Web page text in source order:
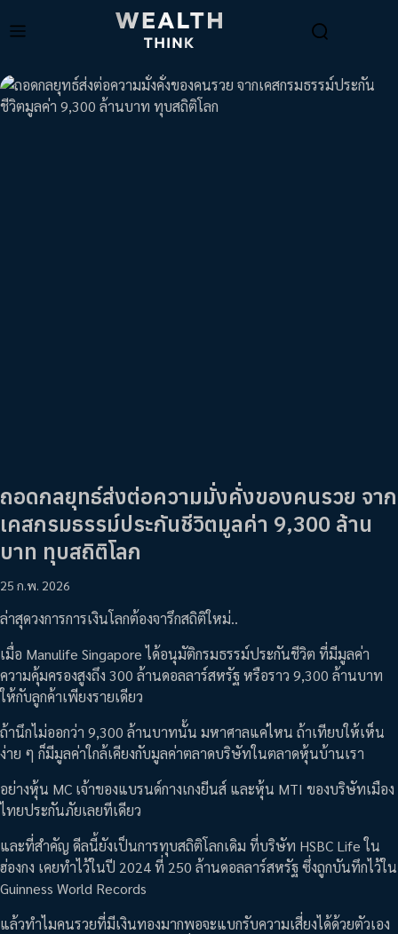
ถอดกลยุทธ์ส่งต่อความมั่งคั่งของคนรวย จาก
เคสกรมธรรม์ประกันชีวิตมูลค่า 9,300 ล้าน
บาท ทุบสถิติโลก
25 ก.พ. 2026
ล่าสุดวงการการเงินโลกต้องจารึกสถิติใหม่..
เมื่อ Manulife Singapore ได้อนุมัติกรมธรรม์ประกันชีวิต ที่มีมูลค่า
ความคุ้มครองสูงถึง 300 ล้านดอลลาร์สหรัฐ หรือราว 9,300 ล้านบาท
ให้กับลูกค้าเพียงรายเดียว
ถ้านึกไม่ออกว่า 9,300 ล้านบาทนั้น มหาศาลแค่ไหน ถ้าเทียบให้เห็น
ง่าย ๆ ก็มีมูลค่าใกล้เคียงกับมูลค่าตลาดบริษัทในตลาดหุ้นบ้านเรา
อย่างหุ้น MC เจ้าของแบรนด์กางเกงยีนส์ และหุ้น MTI ของบริษัทเมือง
ไทยประกันภัยเลยทีเดียว
และที่สำคัญ ดีลนี้ยังเป็นการทุบสถิติโลกเดิม ที่บริษัท HSBC Life ใน
ฮ่องกง เคยทำไว้ในปี 2024 ที่ 250 ล้านดอลลาร์สหรัฐ ซึ่งถูกบันทึกไว้ใน
Guinness World Records
แล้วทำไมคนรวยที่มีเงินทองมากพอจะแบกรับความเสี่ยงได้ด้วยตัวเอง